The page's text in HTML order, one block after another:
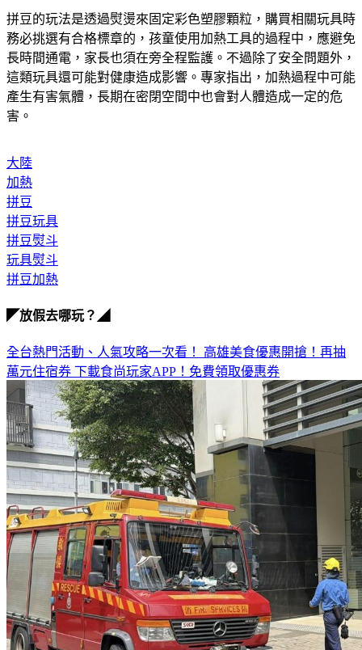
拼豆的玩法是透過熨燙來固定彩色塑膠顆粒，購買相關玩具時
務必挑選有合格標章的，孩童使用加熱工具的過程中，應避免
長時間通電，家長也須在旁全程監護。不過除了安全問題外，
這類玩具還可能對健康造成影響。專家指出，加熱過程中可能
產生有害氣體，長期在密閉空間中也會對人體造成一定的危
大陸
加熱
拼豆
拼豆玩具
拼豆熨斗
玩具熨斗
全台熱門活動、人氣攻略一次看！高雄美食優惠開搶！再抽
萬元住宿券下載食尚玩家APP！免費領取優惠券